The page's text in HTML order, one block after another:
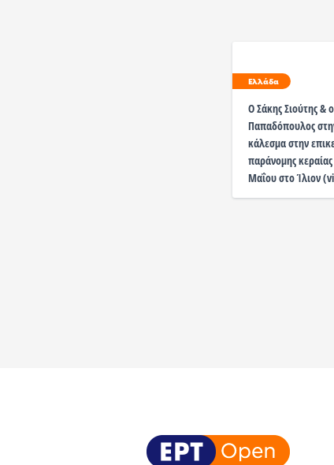
Ελλάδα
O Σάκης Σιούτης &
Παπαδόπουλος
κάλεσμα στην
παράνομης
Μαΐου στο Ίλιον